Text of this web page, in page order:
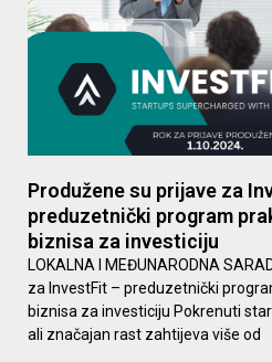
Produžene su prijave za
preduzetnički program
biznisa za investiciju
LOKALNA I MEĐUNARODNA
za InvestFit – preduzetnički
biznisa za investiciju Pokrenuti
ali značajan rast zahtijeva više od